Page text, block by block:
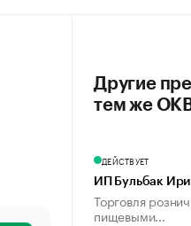
Другие
тем же
ДЕЙСТВУЕТ
ИП Бульбак
Торговля
пищевыми...